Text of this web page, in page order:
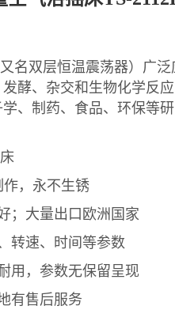
又名双层恒温震荡器） 广泛
酵、杂交和生物化学反
、制药、食品、环保等
作，永不生锈
；大量出口欧洲国家
转速、时间等参数
用，参数无保留呈现
有售后服务